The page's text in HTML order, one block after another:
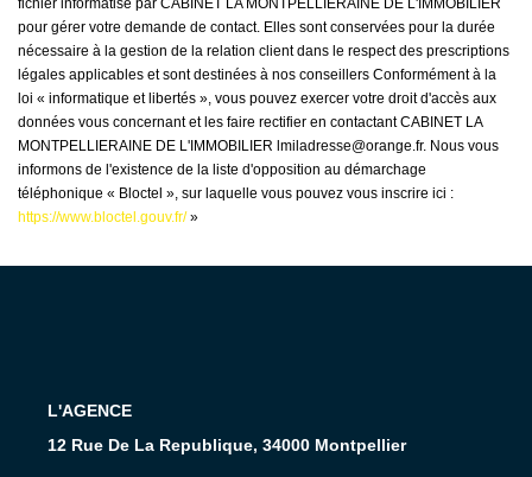
fichier informatisé par CABINET LA MONTPELLIERAINE DE L'IMMOBILIER
pour gérer votre demande de contact. Elles sont conservées pour la durée
nécessaire à la gestion de la relation client dans le respect des prescriptions
légales applicables et sont destinées à nos conseillers Conformément à la
loi « informatique et libertés », vous pouvez exercer votre droit d'accès aux
données vous concernant et les faire rectifier en contactant CABINET LA
MONTPELLIERAINE DE L'IMMOBILIER lmiladresse@orange.fr. Nous vous
informons de l'existence de la liste d'opposition au démarchage
téléphonique « Bloctel », sur laquelle vous pouvez vous inscrire ici :
https://www.bloctel.gouv.fr/»
L'AGENCE
12 Rue De La Republique, 34000 Montpellier